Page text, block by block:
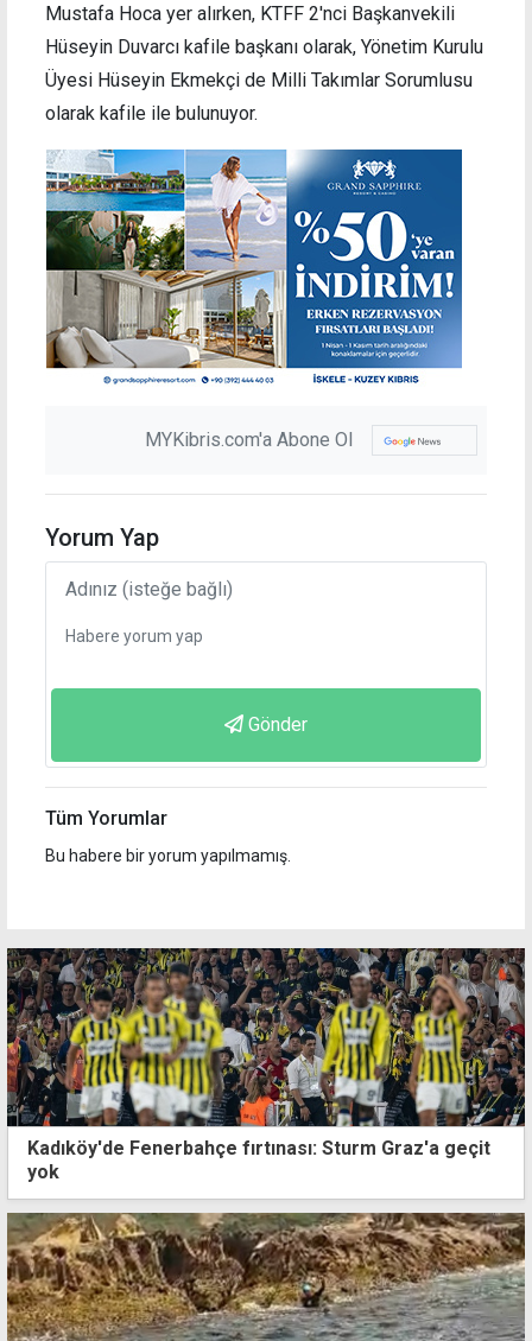
Mustafa Hoca yer alırken, KTFF 2'nci Başkanvekili
Hüseyin Duvarcı kafile başkanı olarak, Yönetim Kurulu
Üyesi Hüseyin Ekmekçi de Milli Takımlar Sorumlusu
olarak kafile ile bulunuyor.
MYKibris.com'a Abone Ol
Yorum Yap
Gönder
Tüm Yorumlar
Bu habere bir yorum yapılmamış.
Kadıköy'de Fenerbahçe fırtınası: Sturm Graz'a geçit
yok